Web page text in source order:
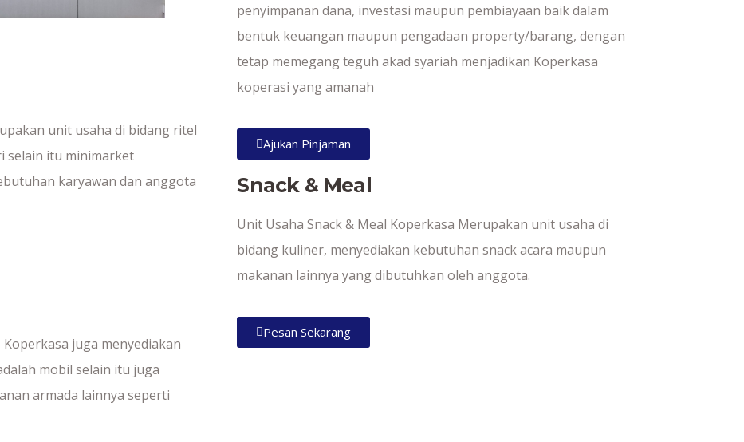
unit usaha di bidang ritel
selain itu minimarket
karyawan dan anggota
juga menyediakan
mobil selain itu juga
armada lainnya seperti
penyimpanan dana, investasi maupun pembiayaan baik dalam
bentuk keuangan maupun pengadaan property/barang, dengan
tetap memegang teguh akad syariah menjadikan Koperkasa
koperasi yang amanah
Ajukan Pinjaman
Snack & Meal
Unit Usaha Snack & Meal Koperkasa Merupakan unit usaha di
bidang kuliner, menyediakan kebutuhan snack acara maupun
makanan lainnya yang dibutuhkan oleh anggota.
Pesan Sekarang